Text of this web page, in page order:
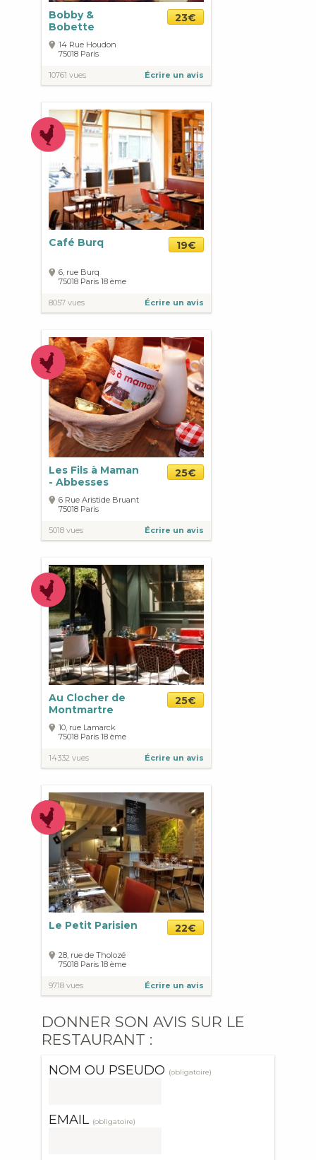
Bobby &
Bobette
23€
14 Rue Houdon
75018 Paris
10761 vues Écrire un avis
Café Burq 19€
6, rue Burq
75018 Paris 18 ème
8057 vues Écrire un avis
Les Fils à Maman
- Abbesses
25€
6 Rue Aristide Bruant
75018 Paris
5018 vues Écrire un avis
Au Clocher de
Montmartre
25€
10, rue Lamarck
75018 Paris 18 ème
14332 vues Écrire un avis
Le Petit Parisien 22€
28, rue de Tholozé
75018 Paris 18 ème
9718 vues Écrire un avis
DONNER SON AVIS SUR LE
RESTAURANT :
NOM OU PSEUDO (obligatoire)
EMAIL (obligatoire)